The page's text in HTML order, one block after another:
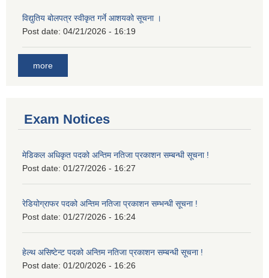
विद्युतिय बोलपत्र स्वीकृत गर्ने आशयको सूचना ।
Post date: 04/21/2026 - 16:19
more
Exam Notices
मेडिकल अधिकृत पदको अन्तिम नतिजा प्रकाशन सम्बन्धी सूचना !
Post date: 01/27/2026 - 16:27
रेडियोग्राफर पदको अन्तिम नतिजा प्रकाशन सम्भन्धी सूचना !
Post date: 01/27/2026 - 16:24
हेल्थ असिष्टेन्ट पदको अन्तिम नतिजा प्रकाशन सम्बन्धी सूचना !
Post date: 01/20/2026 - 16:26